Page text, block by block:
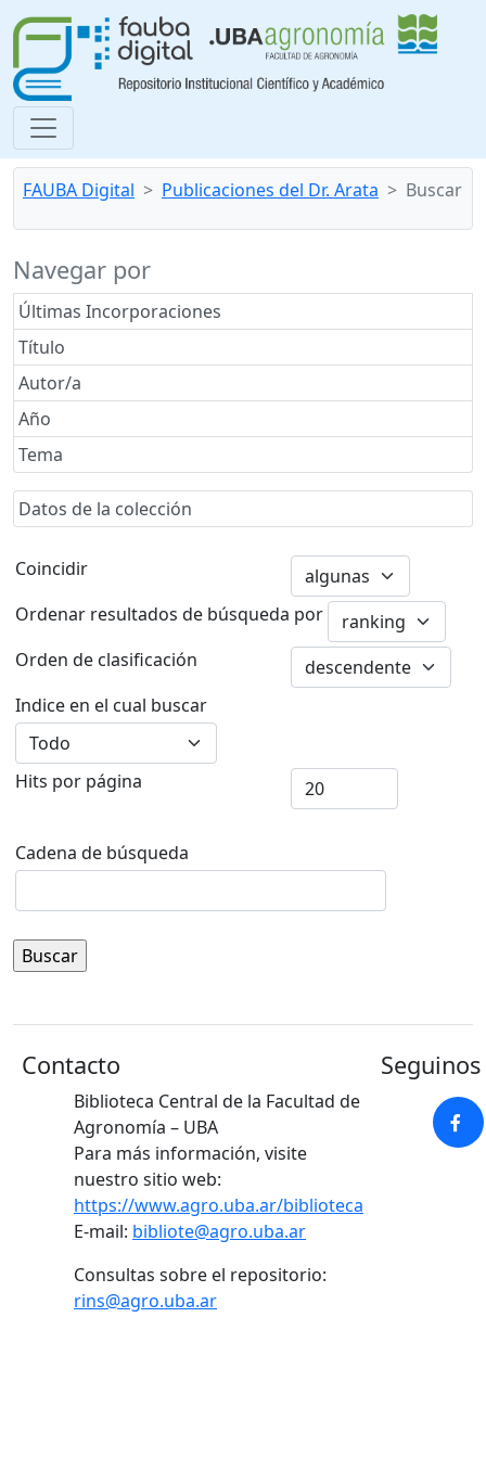
FAUBA Digital Publicaciones del Dr. Arata Buscar
Navegar por
Últimas Incorporaciones
Título
Autor/a
Año
Tema
Datos de la colección
Coincidir
Ordenar resultados de búsqueda por
Orden de clasificación
Indice en el cual buscar
Hits por página
Cadena de búsqueda
Contacto
Biblioteca Central de la Facultad de
Agronomía – UBA
Para más información, visite
nuestro sitio web:
https://www.agro.uba.ar/biblioteca
E-mail: bibliote@agro.uba.ar
Consultas sobre el repositorio:
rins@agro.uba.ar